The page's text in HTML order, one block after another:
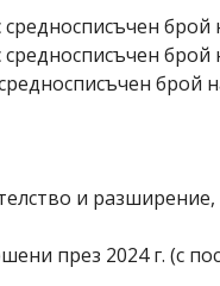
средносписъчен
средносписъчен
брой
и
през 2024 г. (с